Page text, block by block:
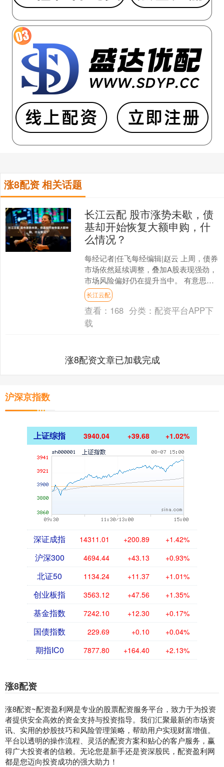
涨8配资 相关话题
长江云配 股市涨势未歇，债
基却开始恢复大额申购，什
么情况？
每经记者|任飞每经编辑|赵云 上周，债券
市场依然延续调整，叠加A股表现强劲，
市场风险偏好仍在提升当中。 有意思的
是，债基却频频出现恢复大额申购的现
象。 尽管从官....
长江云配
查看： 168 分类： 配资平台APP下
载
涨8配资文章已加载完成
沪深京指数
上证综指 3940.04 +39.68 +1.02%
深证成指 14311.01 +200.89 +1.42%
沪深300 4694.44 +43.13 +0.93%
北证50 1134.24 +11.37 +1.01%
创业板指 3563.12 +47.56 +1.35%
基金指数 7242.10 +12.30 +0.17%
国债指数 229.69 +0.10 +0.04%
期指IC0 7877.80 +164.40 +2.13%
涨8配资
涨8配资~配资盈利网是专业的股票配资服务平台，致力于为投资
者提供安全高效的资金支持与投资指导。我们汇聚最新的市场资
讯、实用的炒股技巧和风险管理策略，帮助用户实现财富增值。
平台以透明的操作流程、灵活的配资方案和贴心的客户服务，赢
得广大投资者的信赖。无论您是新手还是资深股民，配资盈利网
都是您迈向投资成功的强大助力！